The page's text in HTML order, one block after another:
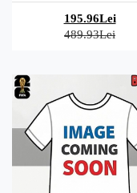
195.96Lei
489.93Lei